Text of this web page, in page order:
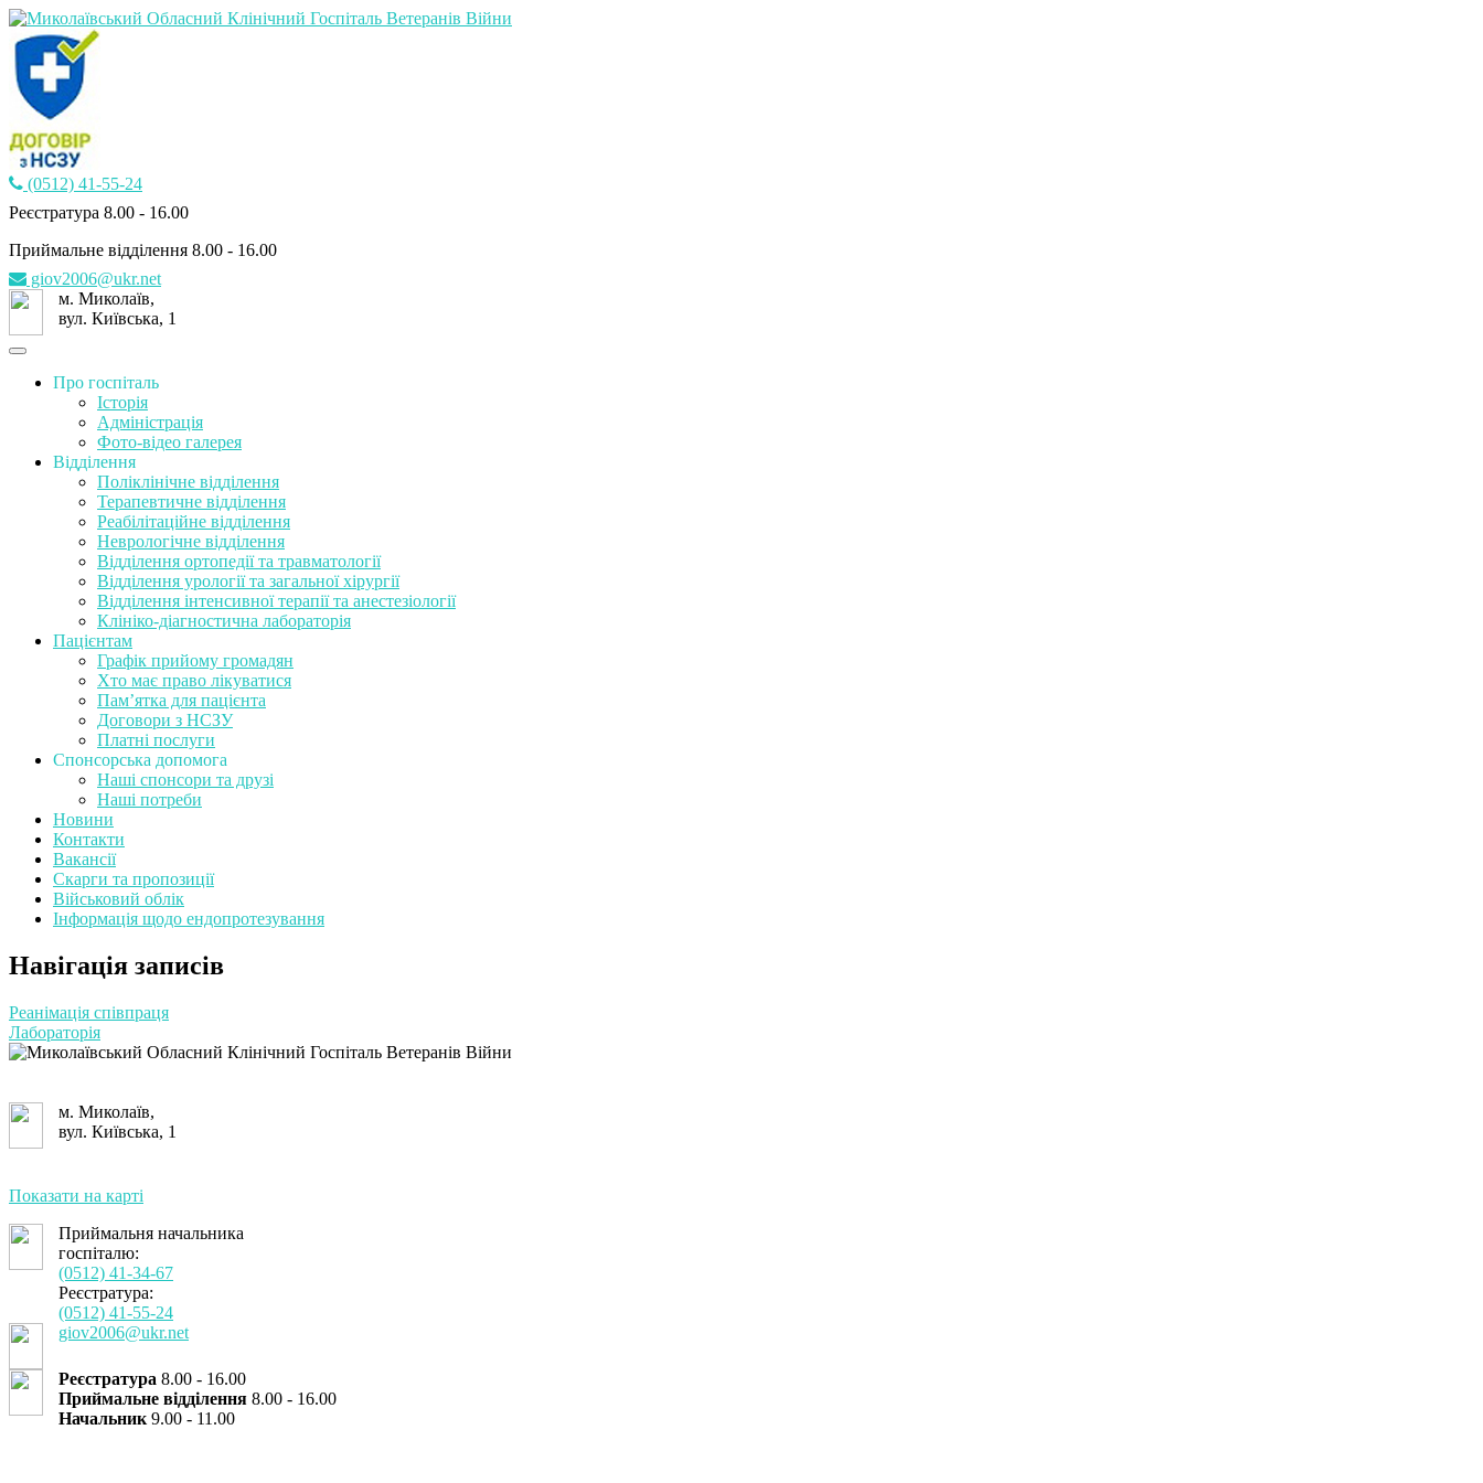
(0512) 41-55-24
Реєстратура 8.00 - 16.00
Приймальне відділення 8.00 - 16.00
giov2006@ukr.net
м. Миколаїв,
вул. Київська, 1
Про госпіталь
Історія
Адміністрація
Фото-відео галерея
Відділення
Поліклінічне відділення
Терапевтичне відділення
Реабілітаційне відділення
Неврологічне відділення
Відділення ортопедії та травматології
Відділення урології та загальної хірургії
Відділення інтенсивної терапії та анестезіології
Клініко-діагностична лабораторія
Пацієнтам
Графік прийому громадян
Хто має право лікуватися
Пам’ятка для пацієнта
Договори з НСЗУ
Платні послуги
Спонсорська допомога
Наші спонсори та друзі
Наші потреби
Новини
Контакти
Вакансії
Скарги та пропозиції
Військовий облік
Інформація щодо ендопротезування
Навігація записів
Реанімація співпраця
Лабораторія
м. Миколаїв,
вул. Київська, 1
Показати на карті
Приймальня начальника
госпіталю:
(0512) 41-34-67
Реєстратура:
(0512) 41-55-24
giov2006@ukr.net
Реєстратура 8.00 - 16.00
Приймальне відділення 8.00 - 16.00
Начальник 9.00 - 11.00